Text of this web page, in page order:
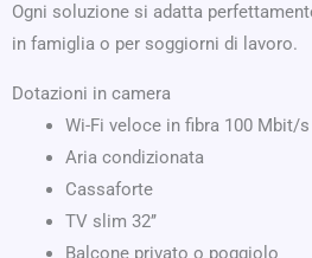
Ogni soluzione si adatta
in famiglia o per soggiorni di lavoro.
Dotazioni in camera
Wi-Fi veloce in fibra 100 Mbit/s
Aria condizionata
Cassaforte
TV slim 32’’
Balcone privato o poggiolo